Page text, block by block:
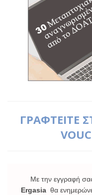
ΓΡΑΦΤΕΙΤΕ
Με την εγγραφή
Ergasia θα